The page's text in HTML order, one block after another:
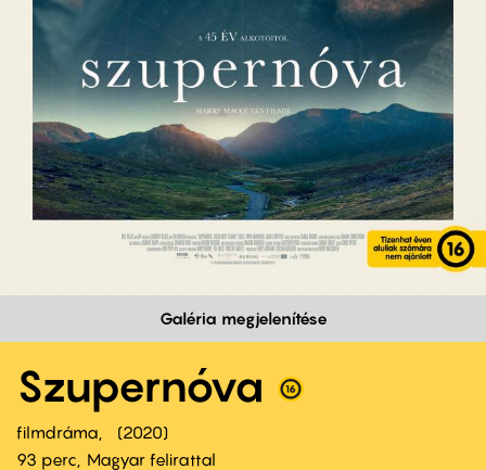
Galéria megjelenítése
Szupernóva
filmdráma
2020
93 perc,
Magyar felirattal